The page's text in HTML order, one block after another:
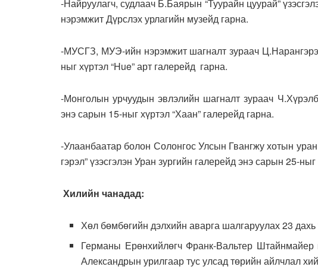
-Найруулагч, судлаач Б.Баярын “Туурайн цуурай”
нэрэмжит Дүрслэх урлагийн музейд гарна.
-МУСГЗ, МУЭ-ийн нэрэмжит шагналт зураач
ныг хүртэл “Hue” арт галерейд гарна.
-Монголын урчуудын эвлэлийн шагналт зураач
энэ сарын 15-ныг хүртэл “Хаан” галерейд гарна.
-Улаанбаатар болон Солонгос Улсын Гвангжу хотын
гэрэл” үзэсгэлэн Уран зургийн галерейд энэ сарын 25-
Хилийн чанадад:
Хөл бөмбөгийн дэлхийн аварга шалгаруулах 23 дахь
Германы Ерөнхийлөгч Франк-Вальтер
Александрын урилгаар тус улсад төрийн айлчлал